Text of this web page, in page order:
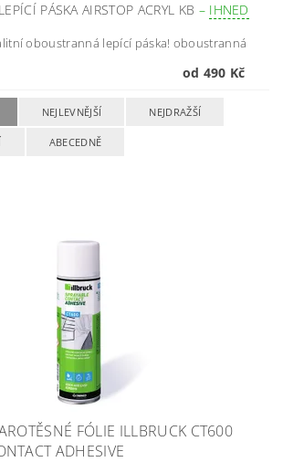
PÁSKA AIRSTOP ACRYL KB – IHNED
oboustranná lepící páska! oboustranná
od 490 Kč
NEJLEVNĚJŠÍ NEJDRAŽŠÍ
ABECEDNĚ
FÓLIE ILLBRUCK CT600
ADHESIVE